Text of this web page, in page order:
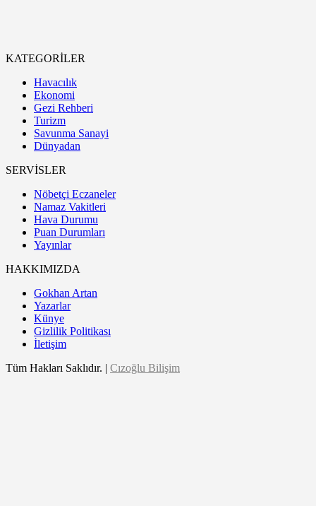
KATEGORİLER
Havacılık
Ekonomi
Gezi Rehberi
Turizm
Savunma Sanayi
Dünyadan
SERVİSLER
Nöbetçi Eczaneler
Namaz Vakitleri
Hava Durumu
Puan Durumları
Yayınlar
HAKKIMIZDA
Gokhan Artan
Yazarlar
Künye
Gizlilik Politikası
İletişim
Tüm Hakları Saklıdır. | Cızoğlu Bilişim